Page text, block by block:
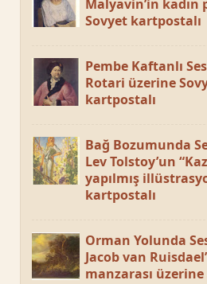
Malyavin’in
Sovyet kartpostalı
Pembe Kaftanlı
Rotari üzerine
kartpostalı
Bağ Bozumunda
Lev Tolstoy’un
yapılmış
kartpostalı
Orman Yolunda
Jacob van
manzarası